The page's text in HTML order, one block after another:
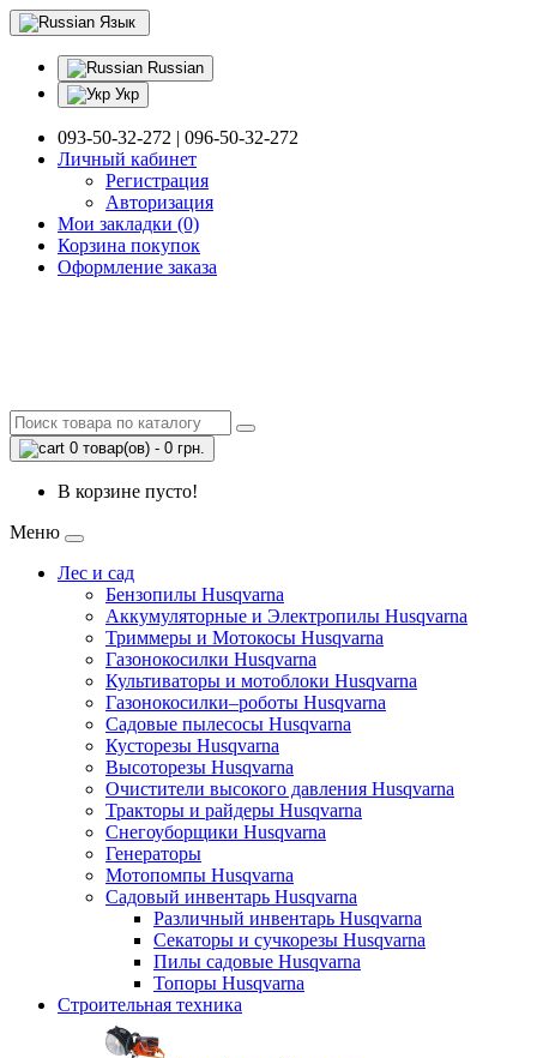
Язык
Russian
Укр
093-50-32-272 | 096-50-32-272
Личный кабинет
Регистрация
Авторизация
Мои закладки (0)
Корзина покупок
Оформление заказа
0 товар(ов) - 0 грн.
В корзине пусто!
Меню
Лес и сад
Бензопилы Husqvarna
Аккумуляторные и Электропилы Нusqvarna
Триммеры и Мотокосы Нusqvarna
Газонокосилки Husqvarna
Культиваторы и мотоблоки Husqvarna
Газонокосилки–роботы Husqvarna
Садовые пылесосы Husqvarna
Кусторезы Husqvarna
Высоторезы Husqvarna
Очистители высокого давления Husqvarna
Тракторы и райдеры Husqvarna
Снегоуборщики Husqvarna
Генераторы
Мотопомпы Husqvarna
Садовый инвентарь Husqvarna
Различный инвентарь Husqvarna
Секаторы и сучкорезы Husqvarna
Пилы садовые Husqvarna
Топоры Husqvarna
Строительная техника